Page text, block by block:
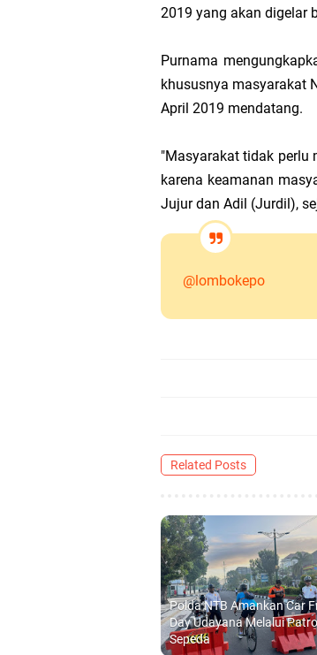
2019 yang akan digelar
Purnama
khususnya masyarakat
April 2019 mendatang.
"Masyarakat tidak perlu
karena keamanan
Jujur dan Adil (Jurdil),
@lombokepo
Related Posts
Polda NTB Amankan Car
Day Udayana Melalui
Sepeda